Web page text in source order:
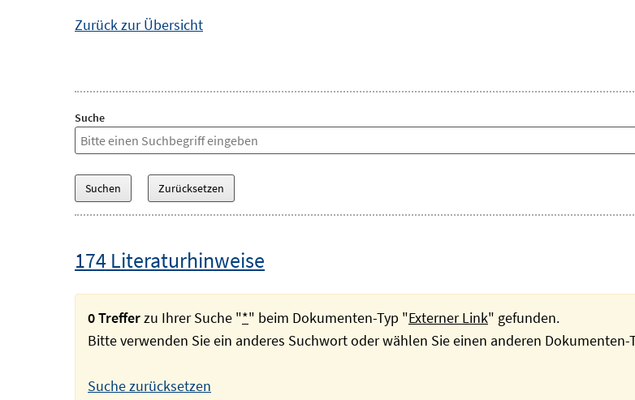
Zurück zur Übersicht
Suche
174 Literaturhinweise
0 Trefferzu Ihrer Suche "*" beim Dokumenten-Typ "Externer Link" gefunden.
Bitte verwenden Sie ein anderes Suchwort oder wählen Sie einen anderen Dokumenten-
Suche zurücksetzen